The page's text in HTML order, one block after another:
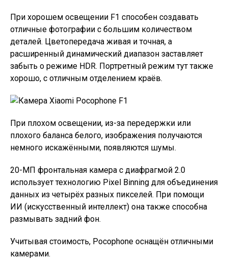
При хорошем освещении F1 способен создавать
отличные фотографии с большим количеством
деталей. Цветопередача живая и точная, а
расширенный динамический диапазон заставляет
забыть о режиме HDR. Портретный режим тут также
хорошо, с отличным отделением краёв.
При плохом освещении, из-за передержки или
плохого баланса белого, изображения получаются
немного искажёнными, появляются шумы.
20-МП фронтальная камера с диафрагмой 2.0
использует технологию Pixel Binning для объединения
данных из четырёх разных пикселей. При помощи
ИИ (искусственный интеллект) она также способна
размывать задний фон.
Учитывая стоимость, Pocophone оснащён отличными
камерами.